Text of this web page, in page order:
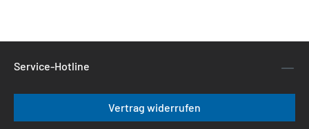
Service-Hotline
Vertrag widerrufen